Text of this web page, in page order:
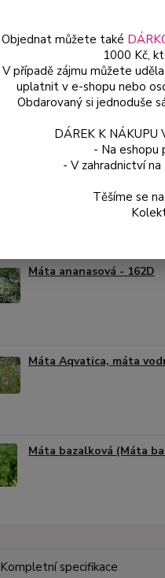
Máta ananasová - 162D
Máta Aqvatica, máta
Máta bazalková (Máta
Kompletní specifikace
Objednat můžete také
1000 Kč,
V případě zájmu můžete
uplatnit v e-shopu nebo
Obdarovaný si jednoduše
DÁREK K NÁKUPU
- Na eshopu
- V zahradnictví na
Těšíme se